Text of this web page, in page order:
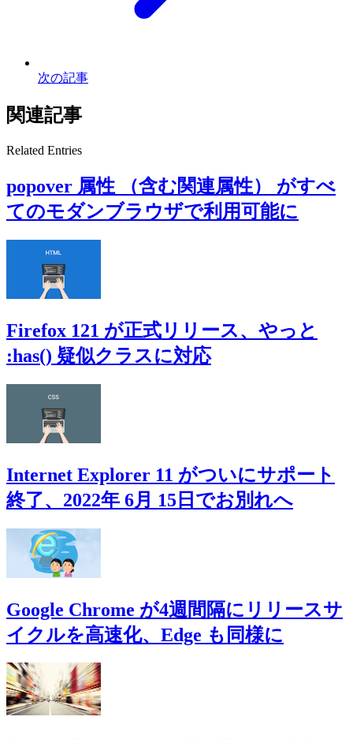
次の記事
関連記事
Related Entries
popover 属性 （含む関連属性） がすべ
てのモダンブラウザで利用可能に
Firefox 121 が正式リリース、やっと
:has() 疑似クラスに対応
Internet Explorer 11 がついにサポート
終了、2022年 6月 15日でお別れへ
Google Chrome が4週間隔にリリースサ
イクルを高速化、Edge も同様に